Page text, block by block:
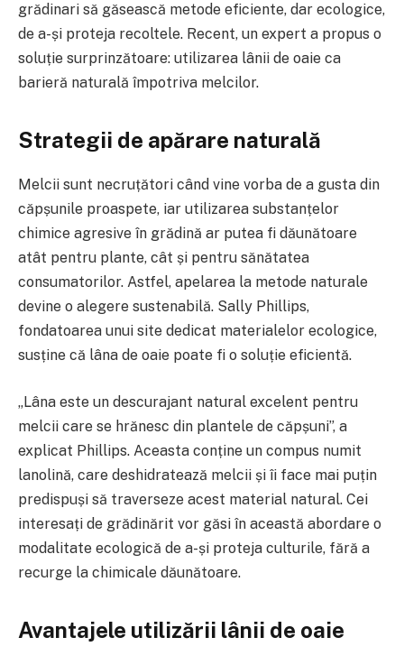
grădinari să găsească metode eficiente, dar ecologice,
de a-și proteja recoltele. Recent, un expert a propus o
soluție surprinzătoare: utilizarea lânii de oaie ca
barieră naturală împotriva melcilor.
Strategii de apărare naturală
Melcii sunt necruțători când vine vorba de a gusta din
căpșunile proaspete, iar utilizarea substanțelor
chimice agresive în grădină ar putea fi dăunătoare
atât pentru plante, cât și pentru sănătatea
consumatorilor. Astfel, apelarea la metode naturale
devine o alegere sustenabilă. Sally Phillips,
fondatoarea unui site dedicat materialelor ecologice,
susține că lâna de oaie poate fi o soluție eficientă.
„Lâna este un descurajant natural excelent pentru
melcii care se hrănesc din plantele de căpșuni”, a
explicat Phillips. Aceasta conține un compus numit
lanolină, care deshidratează melcii și îi face mai puțin
predispuși să traverseze acest material natural. Cei
interesați de grădinărit vor găsi în această abordare o
modalitate ecologică de a-și proteja culturile, fără a
recurge la chimicale dăunătoare.
Avantajele utilizării lânii de oaie